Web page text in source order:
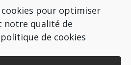
pour optimiser
notre qualité de
de cookies
Syndrome d’Alport(37)